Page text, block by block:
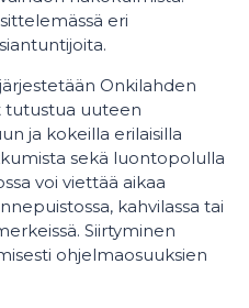
eri
Onkilahden
tutustua uuteen
ja kokeilla erilaisilla
sekä luontopolulla
voi viettää aikaa
kahvilassa tai
Siirtyminen
ohjelmaosuuksien